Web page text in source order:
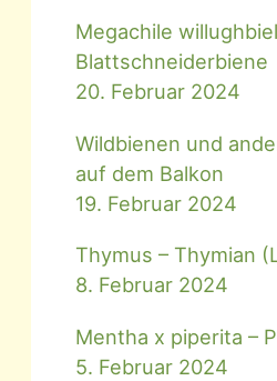
Megachile
Blattschneiderbiene
20. Februar 2024
Wildbienen und
auf dem Balkon
19. Februar 2024
Thymus – Thymian
8. Februar 2024
Mentha x piperita –
5. Februar 2024